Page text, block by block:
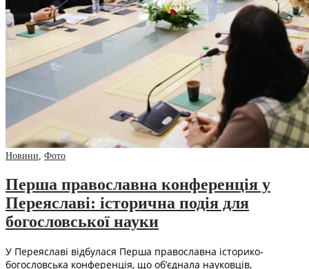
Новини, Фото
Перша православна конференція у
Переяславі: історична подія для
богословської науки
У Переяславі відбулася Перша православна історико-
богословська конференція, що об’єднала науковців,